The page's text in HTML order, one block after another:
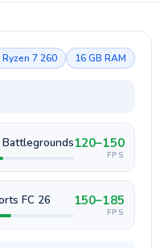
7 260 16 GB RAM
Battlegrounds120–150
FPS
FC 26 150–185
FPS